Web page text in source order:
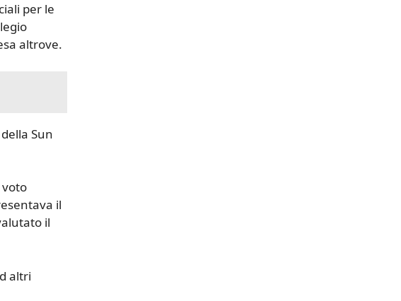
per le
altrove.
Sun
il
il
altri